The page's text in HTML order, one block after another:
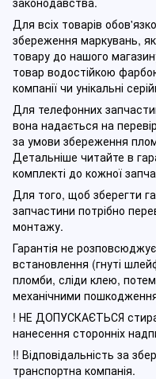
Для всіх товарів
збереження маркувань,
товару до нашого
товар водостійкою
компанії чи унікальні
Для телефонних
вона надається на
за умови збереження
Детальніше читайте в
комплекті до кожної
Для того, щоб зберегти
запчастини потрібно
монтажу.
Гарантія не
встановлення (гнуті
пломби, сліди клею,
механічними
! НЕ ДОПУСКАЄТЬСЯ
нанесення сторонніх
!! Відповідальність за
транспортна компанія.